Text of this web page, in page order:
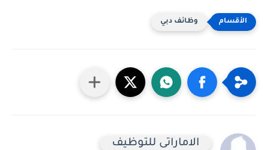
وظائف دبي
الاماراتى للتوظيف